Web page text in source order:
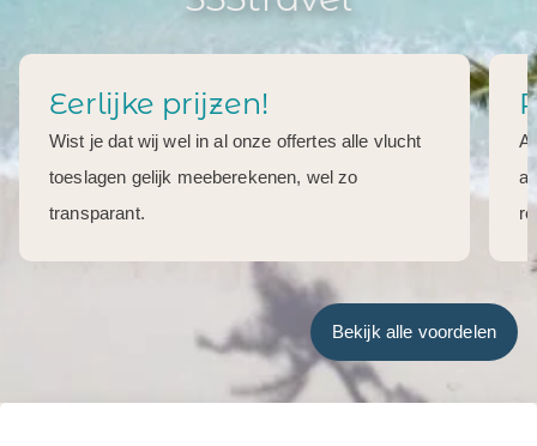
Eerlijke prijzen!
Wist je dat wij wel in al onze offertes alle vlucht
toeslagen gelijk meeberekenen, wel zo
transparant.
Bekijk alle voordelen